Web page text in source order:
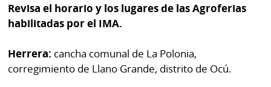
Catálogos
Kiosko
Temas
Autores
Notas
al
Revisa el horario y los lugares de las Agroferias
habilitadas por el IMA.
Herrera: cancha comunal de La Polonia,
corregimiento de Llano Grande, distrito de Ocú.